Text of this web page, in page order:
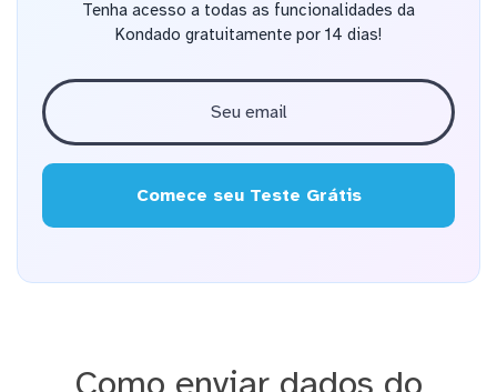
Tenha acesso a todas as funcionalidades da
Kondado gratuitamente por 14 dias!
Comece seu Teste Grátis
Como enviar dados do